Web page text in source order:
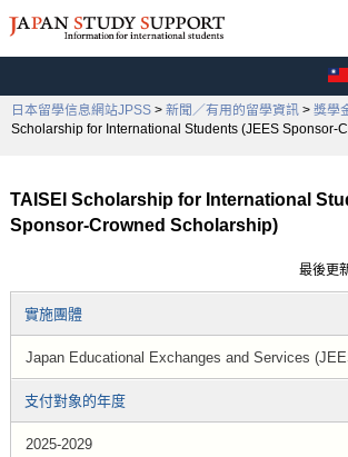
日本留學信息網站JPSS > 新聞／有用的留學資訊 > 獎學
Scholarship for International Students (JEES Sponsor-
TAISEI Scholarship for International
Sponsor-Crowned Scholarship)
最後更
實施團體
Japan Educational Exchanges and Services
支付對象的年度
2025-2029